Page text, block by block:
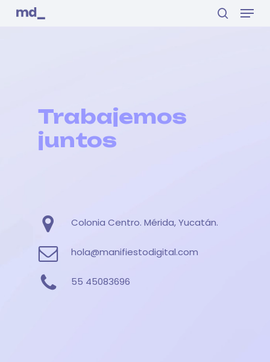
Skip
Menu
Trabajemos
juntos
Colonia Centro. Mérida, Yucatán.
hola@manifiestodigital.com
55 45083696